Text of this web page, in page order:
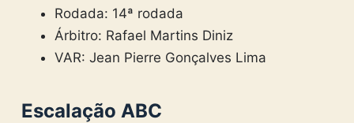
Rodada: 14ª rodada
Árbitro: Rafael Martins Diniz
VAR: Jean Pierre Gonçalves Lima
Escalação ABC